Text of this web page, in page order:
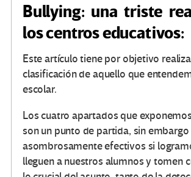
Bullying: una triste
los centros educativos:
Este artículo tiene por objetivo
clasificación de aquello que
escolar.
Los cuatro apartados que
son un punto de partida, sin
asombrosamente efectivos si
lleguen a nuestros alumnos y tomen